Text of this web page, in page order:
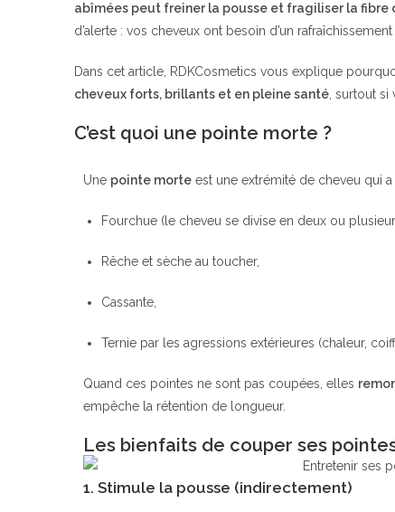
abîmées peut freiner la pousse et fragiliser la fibre
d’alerte : vos cheveux ont besoin d’un rafraîchissement
Dans cet article, RDKCosmetics vous explique
cheveux forts, brillants et en pleine santé , surtout
C’est quoi une pointe morte ?
Une pointe morte est une extrémité de cheveu qui
Fourchue (le cheveu se divise en deux ou
Rêche et sèche au toucher,
Cassante,
Ternie par les agressions extérieures (chaleur,
Quand ces pointes ne sont pas coupées, elles
empêche la rétention de longueur.
Les bienfaits de couper ses
1. Stimule la pousse (indirectement)